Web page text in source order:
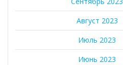
Август 2023
Июль 2023
Июнь 2023